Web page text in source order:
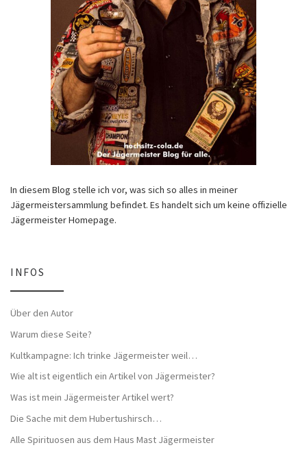
In diesem Blog stelle ich vor, was sich so alles in meiner
Jägermeistersammlung befindet. Es handelt sich um keine offizielle
Jägermeister Homepage.
INFOS
Über den Autor
Warum diese Seite?
Kultkampagne: Ich trinke Jägermeister weil…
Wie alt ist eigentlich ein Artikel von Jägermeister?
Was ist mein Jägermeister Artikel wert?
Die Sache mit dem Hubertushirsch…
Alle Spirituosen aus dem Haus Mast Jägermeister